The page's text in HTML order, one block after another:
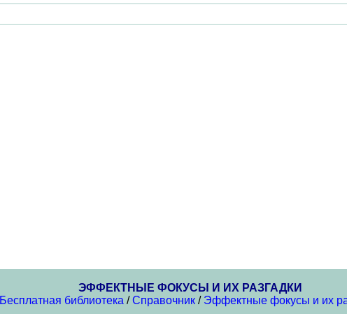
ЭФФЕКТНЫЕ ФОКУСЫ И ИХ РАЗГАДКИ
Бесплатная библиотека /Справочник/ Эффектные фокусы и их